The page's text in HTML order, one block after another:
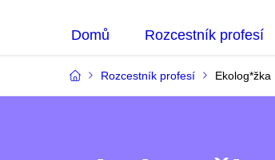
Domů Rozcestník profesí
Rozcestník profesí Ekolog*žka